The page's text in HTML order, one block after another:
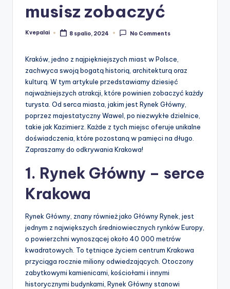
musisz zobaczyć
Posted
Kvepalai 8 spalio, 2024 No Comments
Kraków, jedno z najpiękniejszych miast w Polsce,
zachwyca swoją bogatą historią, architekturą oraz
kulturą. W tym artykule przedstawiamy dziesięć
najważniejszych atrakcji, które powinien zobaczyć każdy
turysta. Od serca miasta, jakim jest Rynek Główny,
poprzez majestatyczny Wawel, po niezwykłe dzielnice,
takie jak Kazimierz. Każde z tych miejsc oferuje unikalne
doświadczenia, które pozostaną w pamięci na długo.
Zapraszamy do odkrywania Krakowa!
1. Rynek Główny – serce
Krakowa
Rynek Główny, znany również jako Główny Rynek, jest
jednym z największych średniowiecznych rynków Europy,
o powierzchni wynoszącej około 40 000 metrów
kwadratowych. To tętniące życiem centrum Krakowa
przyciąga rocznie miliony odwiedzających. Otoczony
zabytkowymi kamienicami, kościołami i innymi
historycznymi budynkami, Rynek Główny stanowi